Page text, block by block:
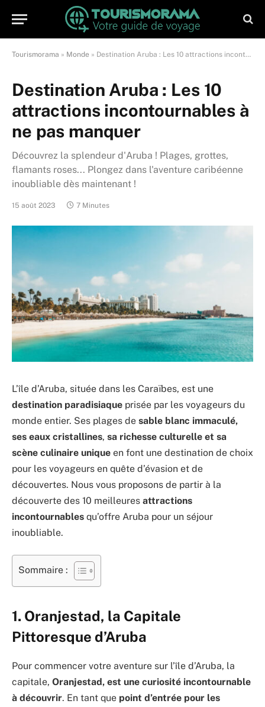
Tourismorama » Monde » Destination Aruba : Les 10 attractions incontournables à ne pas manquer
Destination Aruba : Les 10
attractions incontournables à
ne pas manquer
Découvrez la splendeur d'Aruba ! Plages, grottes,
flamants roses... Plongez dans l'aventure caribéenne
inoubliable dès maintenant !
15 août 2023 7 Minutes
L’île d’Aruba, située dans les Caraïbes, est une
destination paradisiaque prisée par les voyageurs du
monde entier. Ses plages de sable blanc immaculé,
ses eaux cristallines, sa richesse culturelle et sa
scène culinaire unique en font une destination de choix
pour les voyageurs en quête d’évasion et de
découvertes. Nous vous proposons de partir à la
découverte des 10 meilleures attractions
incontournables qu’offre Aruba pour un séjour
inoubliable.
Sommaire :
1. Oranjestad, la Capitale
Pittoresque d’Aruba
Pour commencer votre aventure sur l’île d’Aruba, la
capitale, Oranjestad, est une curiosité incontournable
à découvrir. En tant que point d’entrée pour les